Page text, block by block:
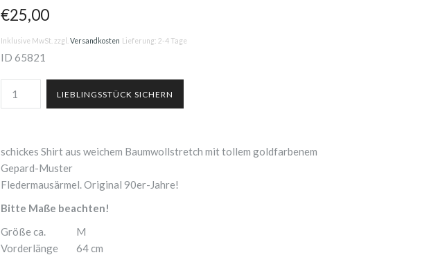
€25,00
Inklusive MwSt. zzgl. Versandkosten Lieferung: 2-4 Tage
ID 65821
schickes Shirt aus weichem Baumwollstretch mit tollem goldfarbenem
Gepard-Muster
Fledermausärmel. Original 90er-Jahre!
Bitte Maße beachten!
Größe ca.
Vorderlänge
M
64 cm